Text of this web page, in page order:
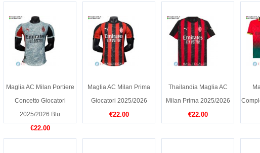
Maglia AC Milan Portiere
Concetto Giocatori
2025/2026 Blu
€22.00
Maglia AC Milan Prima
Giocatori 2025/2026
€22.00
Thailandia Maglia AC
Milan Prima 2025/2026
€22.00